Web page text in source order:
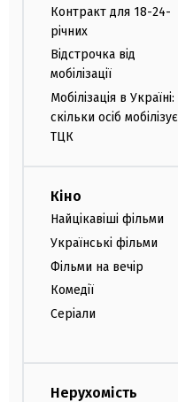
Контракт для 18-24-
річних
Відстрочка від
мобілізації
Мобілізація в Україні:
скільки осіб мобілізує
ТЦК
Кіно
Найцікавіші фільми
Українські фільми
Фільми на вечір
Комедії
Серіали
Нерухомість